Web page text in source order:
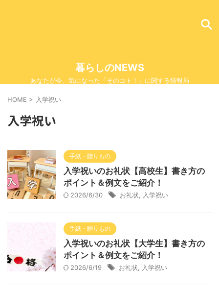
暮らしのNEWS
あなたが今、気になった「そのコト！」に関する情報局
HOME > 入学祝い
入学祝い
手紙・贈りもの
入学祝いのお礼状【高校生】書き方の
ポイント＆例文をご紹介！
2026/6/30 お礼状 入学祝い
手紙・贈りもの
入学祝いのお礼状【大学生】書き方の
ポイント＆例文をご紹介！
2026/6/19 お礼状 入学祝い